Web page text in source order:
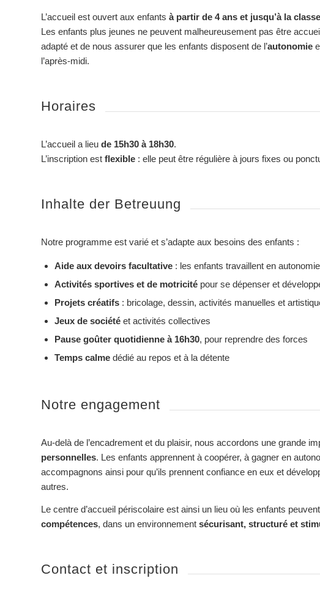
L’accueil est ouvert aux enfants à partir de 4 ans et jusqu’à la
Les enfants plus jeunes ne peuvent malheureusement pas être
adapté et de nous assurer que les enfants disposent de l’autonomie
l’après-midi.
Horaires
L’accueil a lieu de 15h30 à 18h30.
L’inscription est flexible : elle peut être régulière à jours fixes ou
Inhalte der Betreuung
Notre programme est varié et s’adapte aux besoins des enfants :
Aide aux devoirs facultative : les enfants travaillent en
Activités sportives et de motricité pour se dépenser et
Projets créatifs : bricolage, dessin, activités manuelles et
Jeux de société et activités collectives
Pause goûter quotidienne à 16h30, pour reprendre des forces
Temps calme dédié au repos et à la détente
Notre engagement
Au-delà de l’encadrement et du plaisir, nous accordons une grande
personnelles. Les enfants apprennent à coopérer, à gagner en
accompagnons ainsi pour qu’ils prennent confiance en eux et
autres.
Le centre d’accueil périscolaire est ainsi un lieu où les enfants peuvent
compétences, dans un environnement sécurisant, structuré et
Contact et inscription